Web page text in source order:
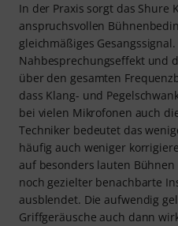
In der Praxis sorgt das Shure
anspruchsvollen
gleichmäßiges
Nahbesprechungseffekt und
über den gesamten
dass Klang- und
bei vielen Mikrofonen auch
Techniker bedeutet das
häufig auch weniger
auf besonders lauten
noch gezielter benachbarte
ausblendet. Die aufwendig
Griffgeräusche auch dann